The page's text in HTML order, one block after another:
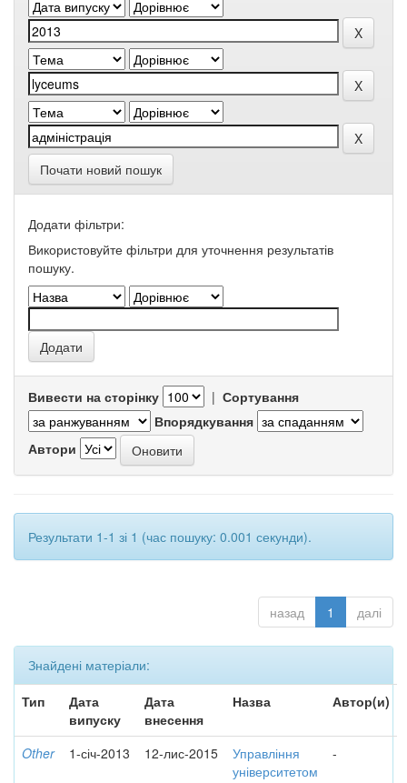
Почати новий пошук
Додати фільтри:
Використовуйте фільтри для уточнення результатів
пошуку.
Вивести на сторінку | Сортування
Впорядкування
Автори
Результати 1-1 зі 1 (час пошуку: 0.001 секунди).
назад 1 далі
Знайдені матеріали:
Тип
Дата
випуску
Дата
внесення
Назва Автор(и)
Other 1-січ-2013 12-лис-2015
Управління
університетом
-